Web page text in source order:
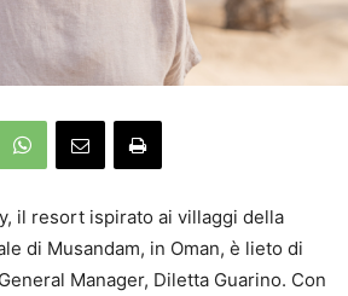
il resort ispirato ai villaggi della
di Musandam, in Oman, è lieto di
Manager, Diletta Guarino. Con